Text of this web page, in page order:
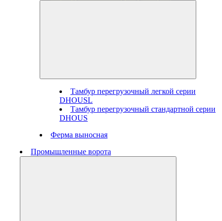
Тамбур перегрузочный легкой серии
DHOUSL
Тамбур перегрузочный стандартной серии
DHOUS
Ферма выносная
Промышленные ворота